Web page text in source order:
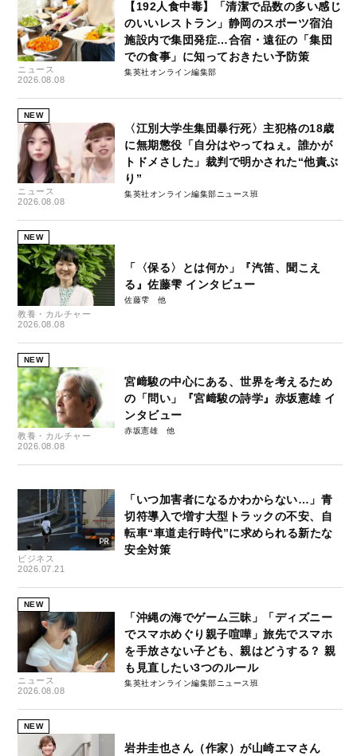
ニュース
2026.08.08
【192人食中毒】「清潔で品数の多い感じ
のいいレストラン」静岡のスポーツ宿泊
施設内で集団発症…合宿・遠征の「集団
での食事」に知っておきたい予防策
集英社オンライン編集部
NEW
ニュース
2026.08.08
〈江別大学生集団暴行死〉主犯格の18歳
に無期懲役「自分はやってねぇ。誰かが
トドメさした」裁判で明かされた“他責ぶ
り”
集英社オンライン編集部ニュース班
NEW
教養・カルチャー
2026.08.08
「〈保る〉とは何か」『汽笛、聞こえ
る』佐藤雫 インタビュー
佐藤雫
NEW
教養・カルチャー
2026.08.08
宮﨑駿の中心にある、世界を考えるため
の「問い」『宮﨑駿の詩学』赤坂憲雄 イ
ンタビュー
赤坂憲雄
ビジネス
2026.07.21
「いつ加害者になるかわからない…」青
切符導入で増す大型トラックの不安、自
転車“車道走行時代”に求められる新たな
安全対策
NEW
ニュース
2026.08.08
「沖縄の海でゲーム三昧」「ディズニー
でスマホめぐり親子喧嘩」旅先でスマホ
を手放さない子ども、親はどうする？ 親
も見直したい3つのルール
集英社オンライン編集部ニュース班
NEW
岩井圭也さん（作家）が山崎エマさん